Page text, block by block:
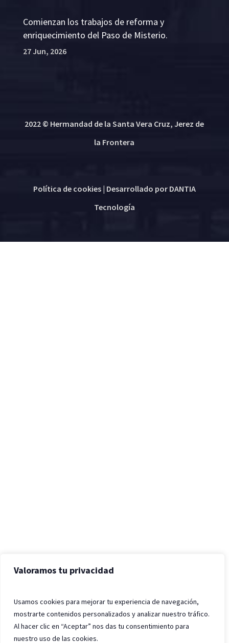
Valoramos tu privacidad
Usamos cookies para mejorar tu experiencia de navegación,
mostrarte contenidos personalizados y analizar nuestro tráfico.
Al hacer clic en “Aceptar” nos das tu consentimiento para
nuestro uso de las cookies.
Comienzan los trabajos de reforma y
enriquecimiento del Paso de Misterio.
27 Jun, 2026
2022 © Hermandad de la Santa Vera Cruz, Jerez de
la Frontera
Política de cookies| Desarrollado por DANTIA
Tecnología